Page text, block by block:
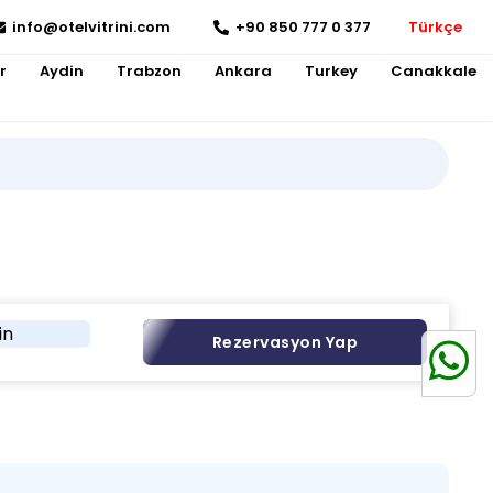
info@otelvitrini.com +90 850 777 0 377 Türkçe
Aydin Trabzon Ankara Turkey Canakkale
Rezervasyon Yap